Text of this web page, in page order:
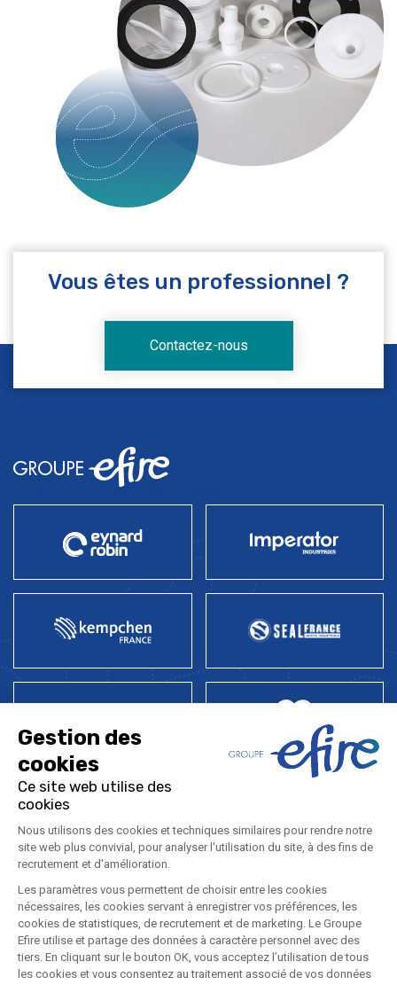
Vous êtes un professionnel ?
Contactez-nous
Industries
Mentions légales Politique de confidentialité
Plan du site
LinkedIn